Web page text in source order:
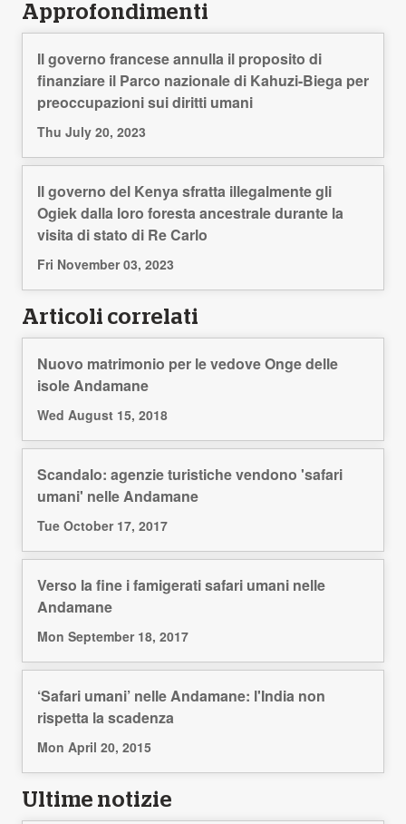
Approfondimenti
Il governo francese annulla il proposito di
finanziare il Parco nazionale di Kahuzi-Biega per
preoccupazioni sui diritti umani
Thu July 20, 2023
Il governo del Kenya sfratta illegalmente gli
Ogiek dalla loro foresta ancestrale durante la
visita di stato di Re Carlo
Fri November 03, 2023
Articoli correlati
Nuovo matrimonio per le vedove Onge delle
isole Andamane
Wed August 15, 2018
Scandalo: agenzie turistiche vendono 'safari
umani' nelle Andamane
Tue October 17, 2017
Verso la fine i famigerati safari umani nelle
Andamane
Mon September 18, 2017
‘Safari umani’ nelle Andamane: l'India non
rispetta la scadenza
Mon April 20, 2015
Ultime notizie